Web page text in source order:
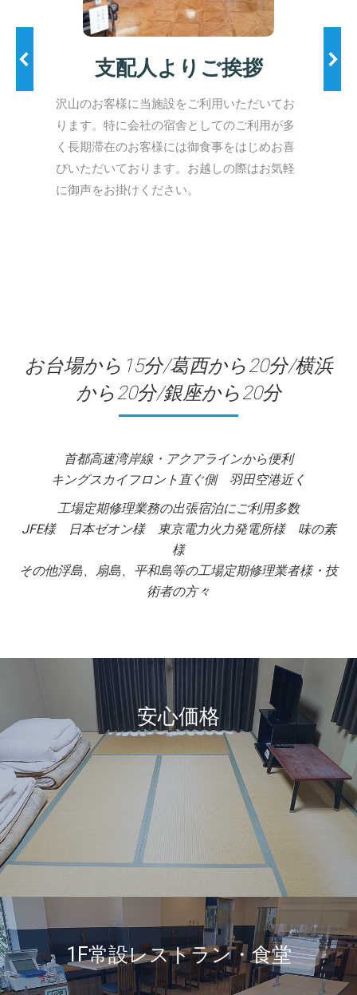
支配人よりご挨拶
沢山のお客様に当施設をご利用いただいてお
ります。特に会社の宿舎としてのご利用が多
く長期滞在のお客様には御食事をはじめお喜
びいただいております。お越しの際はお気軽
に御声をお掛けください。
お台場から15分/葛西から20分/横浜
から20分/銀座から20分
首都高速湾岸線・アクアラインから便利
キングスカイフロント直ぐ側 羽田空港近く
工場定期修理業務の出張宿泊にご利用多数
JFE様 日本ゼオン様 東京電力火力発電所様 味の素
様
その他浮島、扇島、平和島等の工場定期修理業者様・技
術者の方々
安心価格
1F常設レストラン・食堂